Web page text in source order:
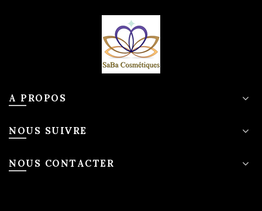
A PROPOS
NOUS SUIVRE
NOUS CONTACTER